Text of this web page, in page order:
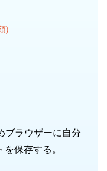
)
ブラウザーに自分
保存する。